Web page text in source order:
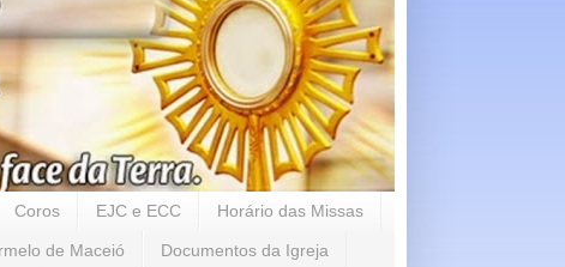
Coros EJC e ECC Horário das Missas
de Maceió Documentos da Igreja